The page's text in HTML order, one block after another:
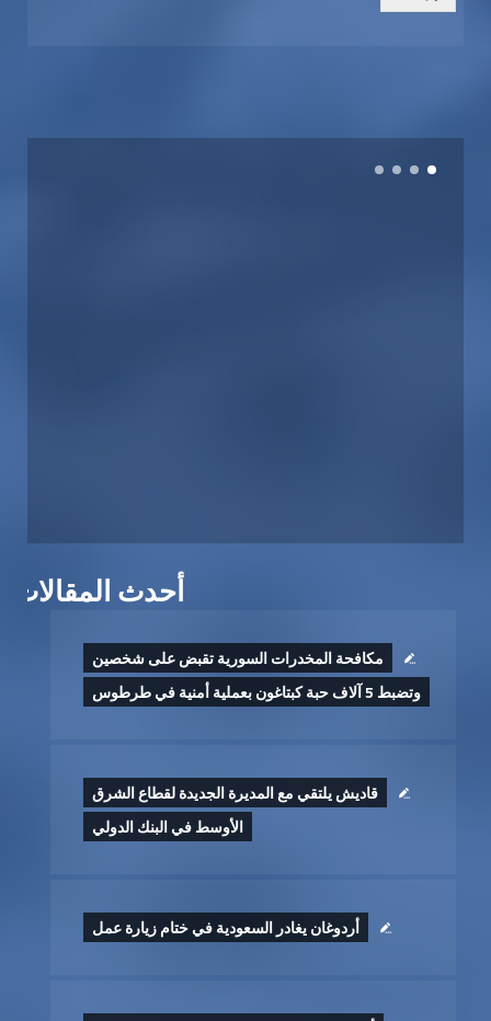
أحدث المقالات
مكافحة المخدرات السورية تقبض على شخصين
وتضبط 5 آلاف حبة كبتاغون بعملية أمنية في طرطوس
قاديش يلتقي مع المديرة الجديدة لقطاع الشرق
الأوسط في البنك الدولي
أردوغان يغادر السعودية في ختام زيارة عمل